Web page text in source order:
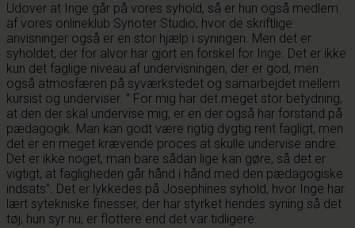
Udover at Inge går på vores syhold, så er hun også medlem
af vores onlineklub Synoter Studio, hvor de skriftlige
anvisninger også er en stor hjælp i syningen. Men det er
syholdet, der for alvor har gjort en forskel for Inge. Det er ikke
kun det faglige niveau af undervisningen, der er god, men
også atmosfæren på syværkstedet og samarbejdet mellem
kursist og underviser. ” For mig har det meget stor betydning,
at den der skal undervise mig, er en der også har forstand på
pædagogik. Man kan godt være rigtig dygtig rent fagligt, men
det er en meget krævende proces at skulle undervise andre.
Det er ikke noget, man bare sådan lige kan gøre, så det er
vigtigt, at fagligheden går hånd i hånd med den pædagogiske
indsats”. Det er lykkedes på Josephines syhold, hvor Inge har
lært sytekniske finesser, der har styrket hendes syning så det
tøj, hun syr nu, er flottere end det var tidligere.